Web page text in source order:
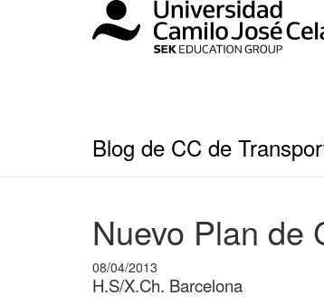
Blog de CC de
Nuevo Plan de
08/04/2013
H.S/X.Ch. Barcelona